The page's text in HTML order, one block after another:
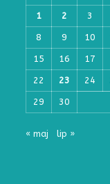
1 2 3
8 9 10
15 16 17
22 23 24
29 30
« maj lip »